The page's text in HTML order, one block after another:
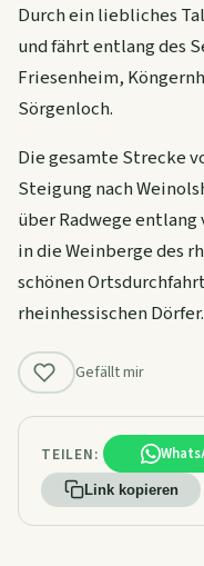
Durch ein liebliches
und fährt entlang des
Friesenheim,
Sörgenloch.
Die gesamte Strecke
Steigung nach
über Radwege
in die Weinberge des
schönen
rheinhessischen Dörfer.
Gefällt mir
TEILEN:
Link kopieren